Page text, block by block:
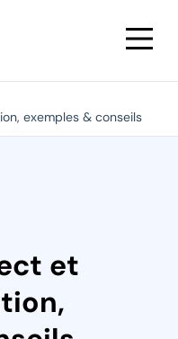
exemples & conseils
et